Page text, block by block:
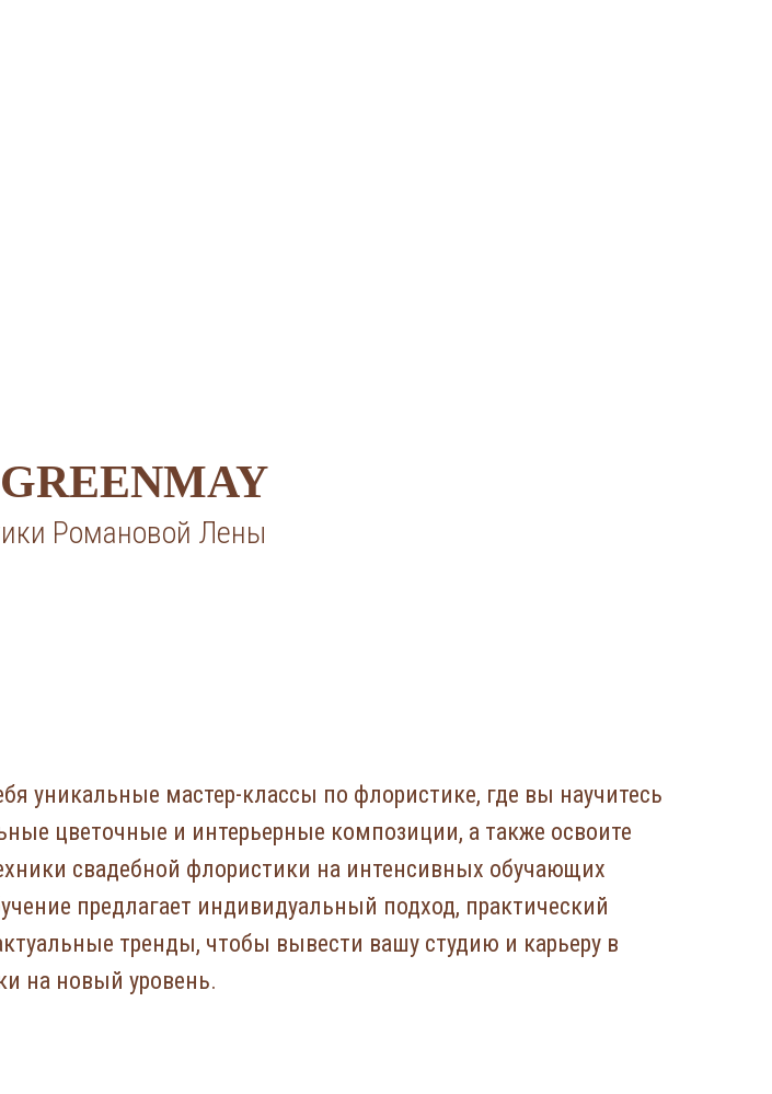
Романовой Лены
уникальные мастер-классы по флористике, где вы научитесь
цветочные и интерьерные композиции, а также освоите
свадебной флористики на интенсивных обучающих
предлагает индивидуальный подход, практический
тренды, чтобы вывести вашу студию и карьеру в
на новый уровень.